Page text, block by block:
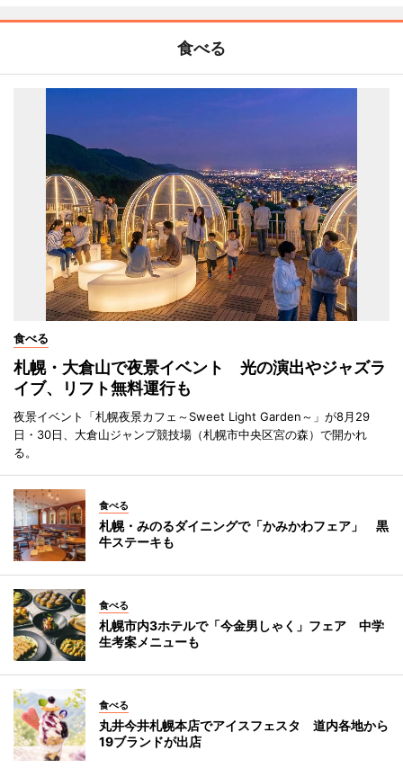
食べる
食べる
札幌・大倉山で夜景イベント 光の演出やジャズラ
イブ、リフト無料運行も
夜景イベント「札幌夜景カフェ～Sweet Light Garden～」が8月29
日・30日、大倉山ジャンプ競技場（札幌市中央区宮の森）で開かれ
る。
食べる
札幌・みのるダイニングで「かみかわフェア」 黒
牛ステーキも
食べる
札幌市内3ホテルで「今金男しゃく」フェア 中学
生考案メニューも
食べる
丸井今井札幌本店でアイスフェスタ 道内各地から
19ブランドが出店